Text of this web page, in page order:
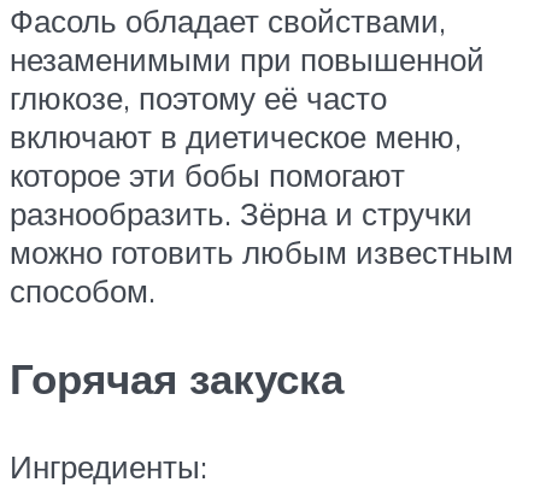
Фасоль обладает свойствами,
незаменимыми при повышенной
глюкозе, поэтому её часто
включают в диетическое меню,
которое эти бобы помогают
разнообразить. Зёрна и стручки
можно готовить любым известным
способом.
Горячая закуска
Ингредиенты: